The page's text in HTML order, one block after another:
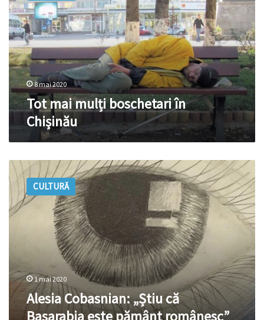
boschetari
în
Chișinău
8 mai 2020
Tot mai mulți boschetari în
Chișinău
Alesia
Cobasnian:
„Știu
că
Basarabia
CULTURĂ
1 mai 2020
Alesia Cobasnian: „Știu că